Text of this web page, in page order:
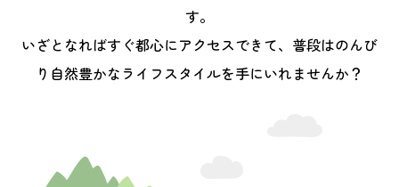
す。
いざとなればすぐ都心にアクセスできて、普段はのんび
り 自然豊かなライフスタイルを手にいれませんか？